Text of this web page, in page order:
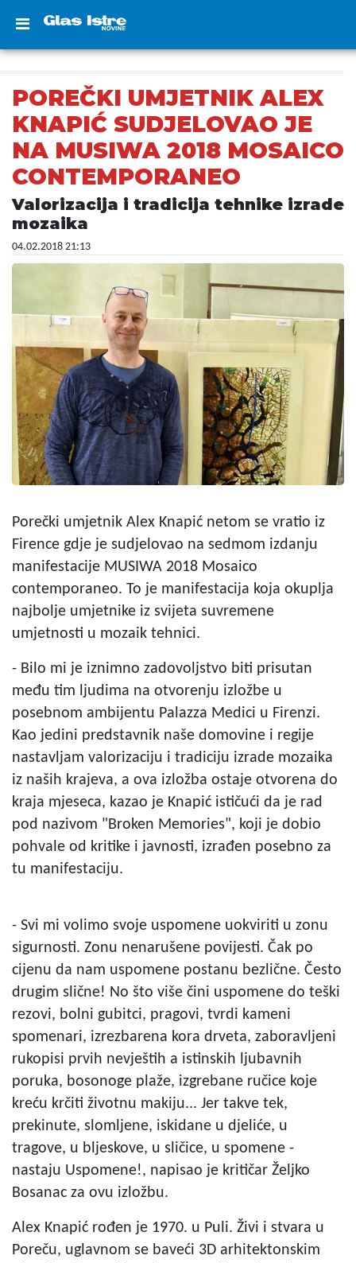
POREČKI UMJETNIK ALEX
KNAPIĆ SUDJELOVAO JE
NA MUSIWA 2018 MOSAICO
CONTEMPORANEO
Valorizacija i tradicija tehnike izrade
mozaika
04.02.2018 21:13
Porečki umjetnik Alex Knapić netom se vratio iz
Firence gdje je sudjelovao na sedmom izdanju
manifestacije MUSIWA 2018 Mosaico
contemporaneo. To je manifestacija koja okuplja
najbolje umjetnike iz svijeta suvremene
umjetnosti u mozaik tehnici.
- Bilo mi je iznimno zadovoljstvo biti prisutan
među tim ljudima na otvorenju izložbe u
posebnom ambijentu Palazza Medici u Firenzi.
Kao jedini predstavnik naše domovine i regije
nastavljam valorizaciju i tradiciju izrade mozaika
iz naših krajeva, a ova izložba ostaje otvorena do
kraja mjeseca, kazao je Knapić ističući da je rad
pod nazivom "Broken Memories", koji je dobio
pohvale od kritike i javnosti, izrađen posebno za
tu manifestaciju.
- Svi mi volimo svoje uspomene uokviriti u zonu
sigurnosti. Zonu nenarušene povijesti. Čak po
cijenu da nam uspomene postanu bezlične. Često
drugim slične! No što više čini uspomene do teški
rezovi, bolni gubitci, pragovi, tvrdi kameni
spomenari, izrezbarena kora drveta, zaboravljeni
rukopisi prvih nevještih a istinskih ljubavnih
poruka, bosonoge plaže, izgrebane ručice koje
kreću krčiti životnu makiju... Jer takve tek,
prekinute, slomljene, iskidane u djeliće, u
tragove, u bljeskove, u sličice, u spomene -
nastaju Uspomene!, napisao je kritičar Željko
Bosanac za ovu izložbu.
Alex Knapić rođen je 1970. u Puli. Živi i stvara u
Poreču, uglavnom se baveći 3D arhitektonskim